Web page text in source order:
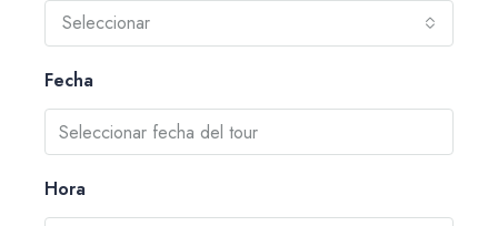
Seleccionar
Fecha
Hora